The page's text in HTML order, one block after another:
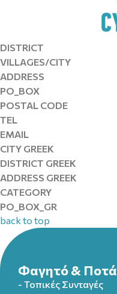
DISTRICT
VILLAGES/CITY
ADDRESS
PO_BOX
POSTAL CODE
TEL
EMAIL
CITY GREEK
DISTRICT GREEK
ADDRESS GREEK
CATEGORY
PO_BOX_GR
back to top
Φαγητό & Ποτά
- Τοπικές Συνταγές